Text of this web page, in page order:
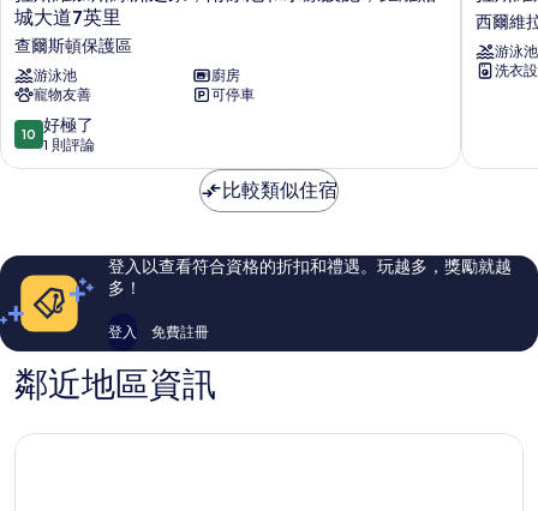
斯
維
加
斯
綠
洲
之
家，
療
設
施，
距
離
賭
大
城大道7英里
查爾斯頓保護區
游泳池
廚房
寵物友善
可停車
10.0
分，
滿
好
極
了，
1
論
10 好極了
1 則評論
斯
維
加
斯
池、
架
西
西爾維
游泳池
洗衣
比較類似住宿
登入以查看符合資格的折扣和禮遇。玩越多，獎勵就越
多！
登入 免費註冊
鄰近地區資訊